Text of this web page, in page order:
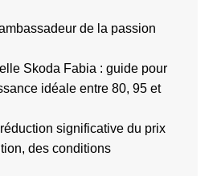
de la passion
Skoda Fabia : guide pour
idéale entre 80, 95 et
significative du prix
des conditions